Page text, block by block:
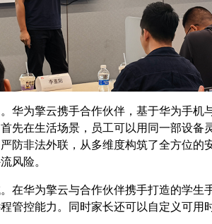
华为擎云携手合作伙伴，基于华为手
先在生活场景，员工可以用同一部设
防非法外联，从多维度构筑了全方位
风险。
在华为擎云与合作伙伴携手打造的学
管控能力。同时家长还可以自定义可